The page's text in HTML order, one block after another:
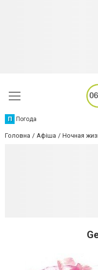
П Погода
Головна Афіша Ночная